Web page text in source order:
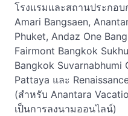
โรงแรมและสถานประกอ
Amari Bangsaen,
Phuket, Andaz One
Fairmont Bangkok
Bangkok Suvarnabhumi
Pattaya และ
(สำหรับ Anantara
เป็นการลงนามออนไลน์)